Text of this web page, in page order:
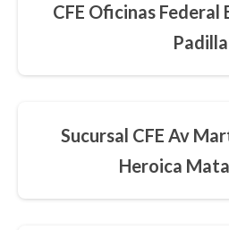
CFE Oficinas Federal
Padilla
Sucursal CFE Av
Heroica